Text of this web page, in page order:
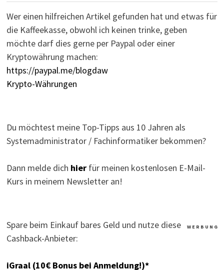
Wer einen hilfreichen Artikel gefunden hat und etwas für
die Kaffeekasse, obwohl ich keinen trinke, geben
möchte darf dies gerne per Paypal oder einer
Kryptowährung machen:
https://paypal.me/blogdaw
Krypto-Währungen
Du möchtest meine Top-Tipps aus 10 Jahren als
Systemadministrator / Fachinformatiker bekommen?
Dann melde dich hierfür meinen kostenlosen E-Mail-
Kurs in meinem Newsletter an!
W E R B U N G
Spare beim Einkauf bares Geld und nutze diese
Cashback-Anbieter:
iGraal (10€ Bonus bei Anmeldung!)*